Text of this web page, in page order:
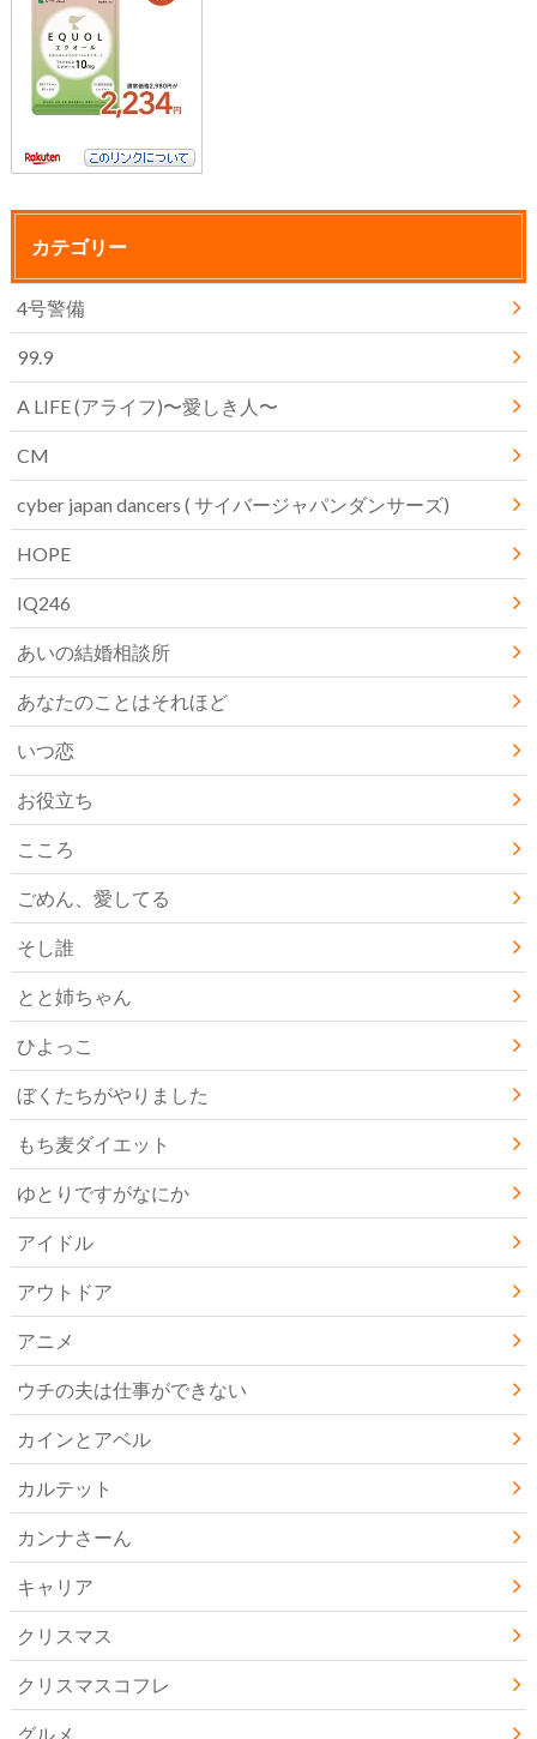
カテゴリー
4号警備
99.9
A LIFE (アライフ)〜愛しき人〜
CM
cyber japan dancers ( サイバージャパンダンサーズ)
HOPE
IQ246
あいの結婚相談所
あなたのことはそれほど
いつ恋
お役立ち
こころ
ごめん、愛してる
そし誰
とと姉ちゃん
ひよっこ
ぼくたちがやりました
もち麦ダイエット
ゆとりですがなにか
アイドル
アウトドア
アニメ
ウチの夫は仕事ができない
カインとアベル
カルテット
カンナさーん
キャリア
クリスマス
クリスマスコフレ
グルメ